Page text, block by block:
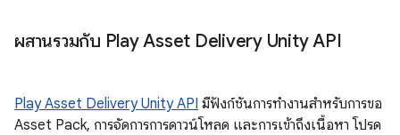
ผสานรวมกับ Play Asset Delivery Unity API
Play Asset Delivery Unity API มีฟังก์ชันการทำงานสำหรับการขอ
Asset Pack, การจัดการการดาวน์โหลด และการเข้าถึงเนื้อหา โปรด